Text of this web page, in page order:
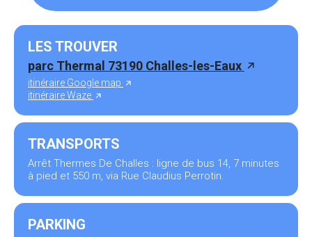
LES TROUVER
parc Thermal 73190 Challes-les-Eaux
itinéraire Google map
itinéraire Waze
TRANSPORTS
Arrêt Thermes De Challes : ligne de bus 14, 7 minutes
à pied et 550 m, via Rue Claudius Perrotin.
PARKING